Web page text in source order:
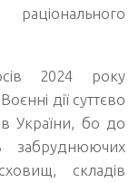
2024 року
дії суттєво
України, бо до
забруднюючих
складів